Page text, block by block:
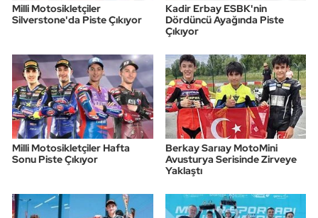
Milli Motosikletçiler
Silverstone'da Piste Çıkıyor
Kadir Erbay ESBK'nin
Dördüncü Ayağında Piste
Çıkıyor
Milli Motosikletçiler Hafta
Sonu Piste Çıkıyor
Berkay Sarıay MotoMini
Avusturya Serisinde Zirveye
Yaklaştı